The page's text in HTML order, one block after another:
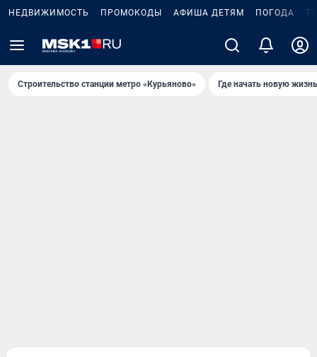
НЕДВИЖИМОСТЬ ПРОМОКОДЫ АФИША ДЕТЯМ ПОГОДА
Строительство станции метро «Курьяново» Где начать новую